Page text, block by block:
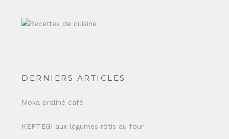
DERNIERS ARTICLES
Moka praliné café
KEFTEGI aux légumes rôtis au four